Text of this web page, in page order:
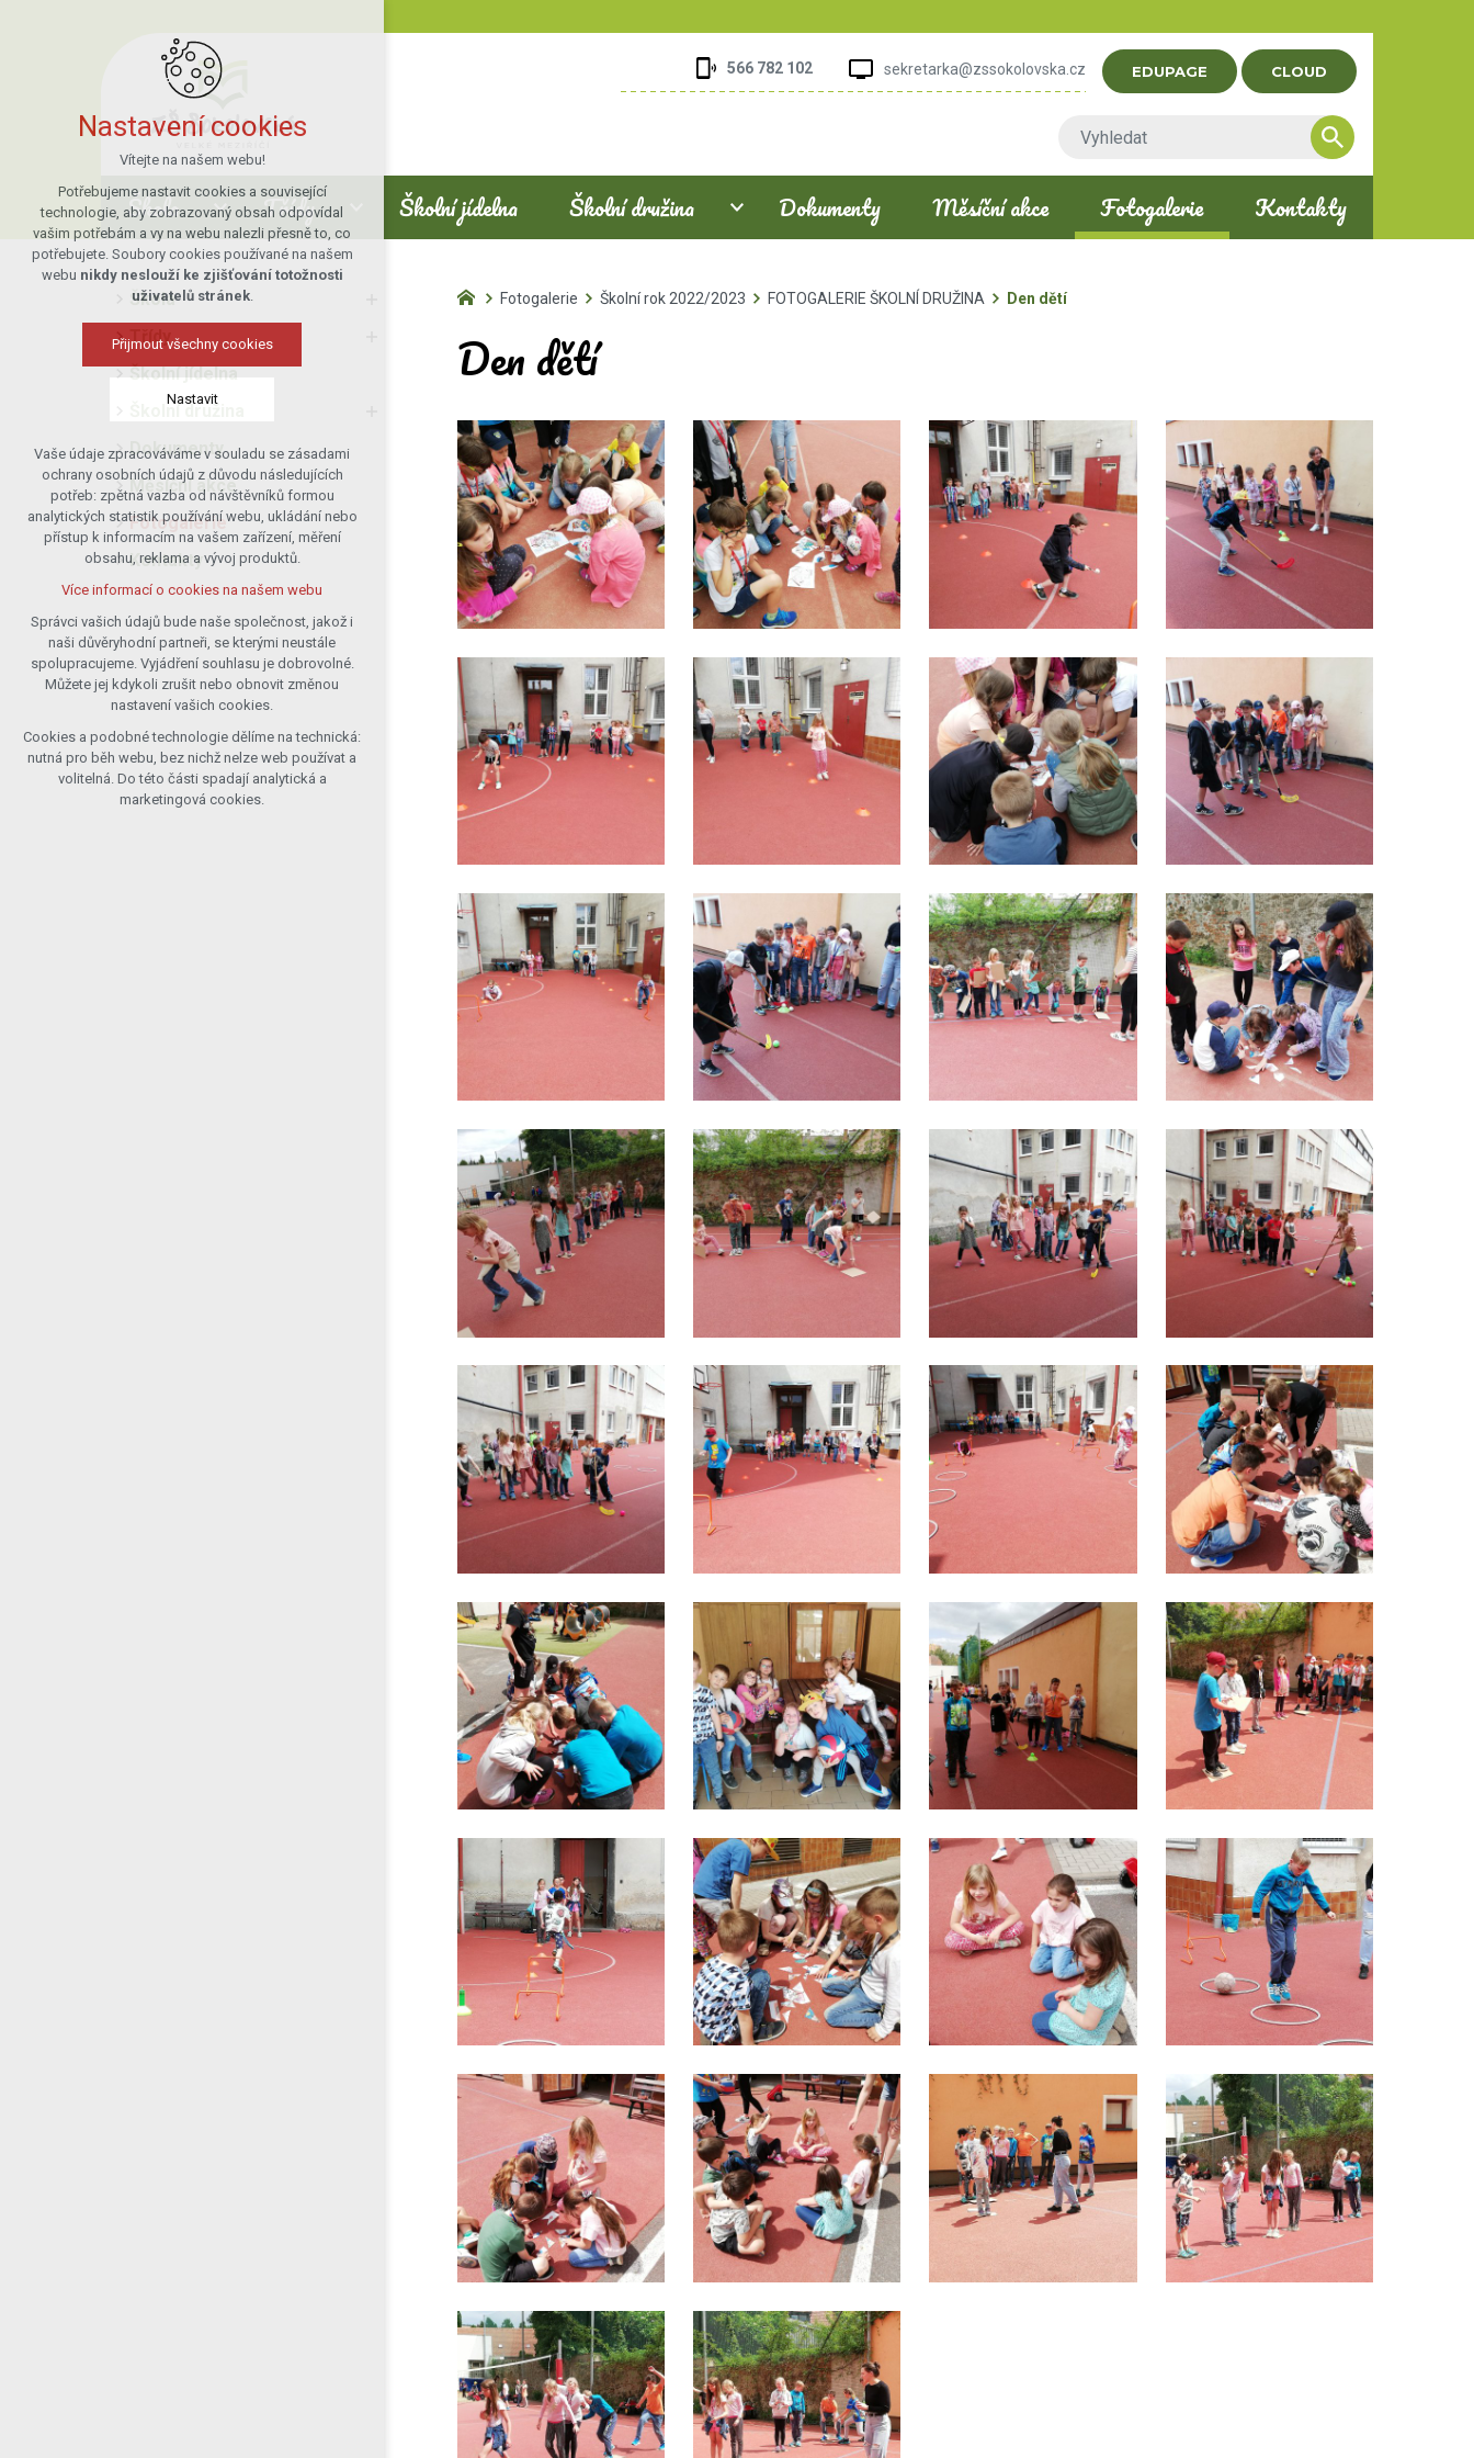
566 782 102 sekretarka@zssokolovska.cz EDUPAGE CLOUD
Škola Třídy Školní jídelna Školní družina Dokumenty Měsíční akce Fotogalerie Kontakty
Škola
Třídy
Školní jídelna
Školní družina
Dokumenty
Měsíční akce
Fotogalerie
Kontakty
Fotogalerie Školní rok 2022/2023 FOTOGALERIE ŠKOLNÍ DRUŽINA Den dětí
Den dětí
Nastavení cookies
Vítejte na našem webu!
Potřebujeme nastavit cookies a související
technologie, aby zobrazovaný obsah odpovídal
vašim potřebám a vy na webu nalezli přesně to, co
potřebujete. Soubory cookies používané na našem
webu nikdy neslouží ke zjišťování totožnosti
uživatelů stránek.
Přijmout všechny cookies
Nastavit
Technická cookies
nutná pro provozování webu
udržení kontextu stránek (session):
případná přihlášení, volby jazyka, apod.
Volitelná cookies
analytická pro anonymizované
vyhodnocení návštěvnosti
marketingová cookies (Google)
Více informací o cookies na našem webu
Přijmout všechny cookies
Odmítnout vše
Vaše údaje zpracováváme v souladu se zásadami
ochrany osobních údajů z důvodu následujících
potřeb: zpětná vazba od návštěvníků formou
analytických statistik používání webu, ukládání nebo
přístup k informacím na vašem zařízení, měření
obsahu, reklama a vývoj produktů.
Více informací o cookies na našem webu
Správci vašich údajů bude naše společnost, jakož i
naši důvěryhodní partneři, se kterými neustále
spolupracujeme. Vyjádření souhlasu je dobrovolné.
Můžete jej kdykoli zrušit nebo obnovit změnou
nastavení vašich cookies.
Cookies a podobné technologie dělíme na technická:
nutná pro běh webu, bez nichž nelze web používat a
volitelná. Do této části spadají analytická a
marketingová cookies.